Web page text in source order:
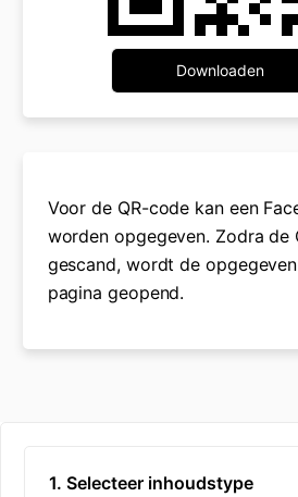
Downloaden
Voor de QR-code kan een
worden opgegeven. Zodra de
gescand, wordt de
pagina geopend.
1. Selecteer inhoudstype